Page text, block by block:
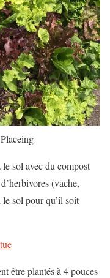
sol avec du compost
(vache,
sol pour qu’il soit
être plantés à 4 pouces